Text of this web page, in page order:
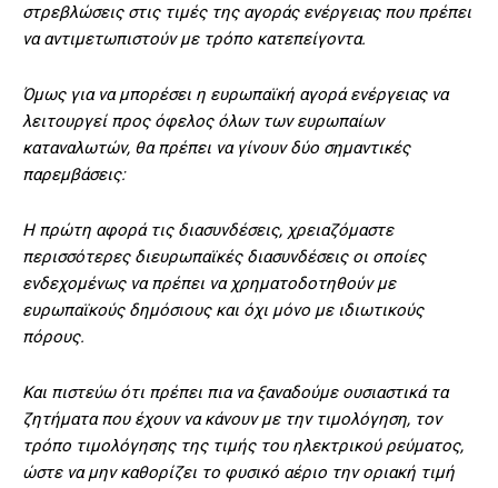
στρεβλώσεις στις τιμές της αγοράς ενέργειας που πρέπει
να αντιμετωπιστούν με τρόπο κατεπείγοντα.
Όμως για να μπορέσει η ευρωπαϊκή αγορά ενέργειας να
λειτουργεί προς όφελος όλων των ευρωπαίων
καταναλωτών, θα πρέπει να γίνουν δύο σημαντικές
παρεμβάσεις:
Η πρώτη αφορά τις διασυνδέσεις, χρειαζόμαστε
περισσότερες διευρωπαϊκές διασυνδέσεις οι οποίες
ενδεχομένως να πρέπει να χρηματοδοτηθούν με
ευρωπαϊκούς δημόσιους και όχι μόνο με ιδιωτικούς
πόρους.
Και πιστεύω ότι πρέπει πια να ξαναδούμε ουσιαστικά τα
ζητήματα που έχουν να κάνουν με την τιμολόγηση, τον
τρόπο τιμολόγησης της τιμής του ηλεκτρικού ρεύματος,
ώστε να μην καθορίζει το φυσικό αέριο την οριακή τιμή